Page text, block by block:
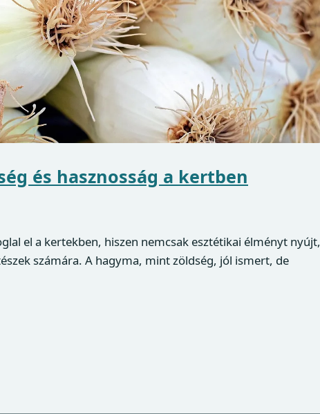
és hasznosság a kertben
el a kertekben, hiszen nemcsak esztétikai élményt nyújt,
számára. A hagyma, mint zöldség, jól ismert, de